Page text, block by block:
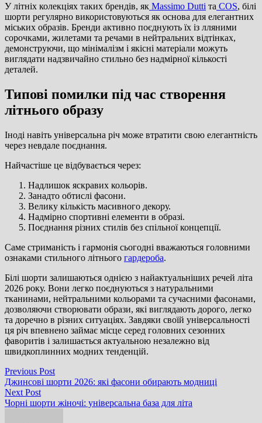
У літніх колекціях таких брендів, як Massimo Dutti та COS, білі
шорти регулярно використовуються як основа для елегантних
міських образів. Бренди активно поєднують їх із лляними
сорочками, жилетами та речами в нейтральних відтінках,
демонструючи, що мінімалізм і якісні матеріали можуть
виглядати надзвичайно стильно без надмірної кількості
деталей.
Типові помилки під час створення
літнього образу
Іноді навіть універсальна річ може втратити свою елегантність
через невдале поєднання.
Найчастіше це відбувається через:
Надлишок яскравих кольорів.
Занадто обтислі фасони.
Велику кількість масивного декору.
Надмірно спортивні елементи в образі.
Поєднання різних стилів без спільної концепції.
Саме стриманість і гармонія сьогодні вважаються головними
ознаками стильного літнього гардероба.
Білі шорти залишаються однією з найактуальніших речей літа
2026 року. Вони легко поєднуються з натуральними
тканинами, нейтральними кольорами та сучасними фасонами,
дозволяючи створювати образи, які виглядають дорого, легко
та доречно в різних ситуаціях. Завдяки своїй універсальності
ця річ впевнено займає місце серед головних сезонних
фаворитів і залишається актуальною незалежно від
швидкоплинних модних тенденцій.
Навігація
записів
Previous PostPrevious
post:
Джинсові шорти 2026: які фасони обирають модниці
Next PostNext
post:
Чорні шорти жіночі: універсальна база для літа